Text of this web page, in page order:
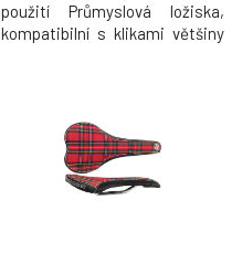
použití Průmyslová ložiska,
kompatibilní s klikami většiny
Raptor, Octane ...) 68 mm Váha